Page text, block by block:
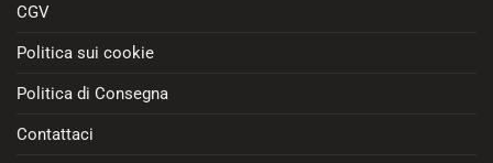
CGV
Politica sui cookie
Politica di Consegna
Contattaci